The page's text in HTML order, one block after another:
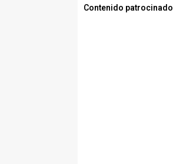
Contenido patrocinado